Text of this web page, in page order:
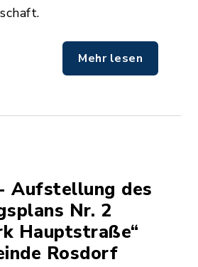
Mehr lesen
Aufstellung des
Nr. 2
Hauptstraße“
Rosdorf